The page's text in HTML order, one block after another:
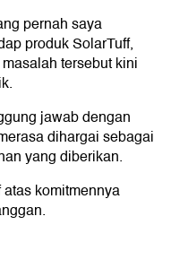
pernah saya
produk SolarTuff,
tersebut kini
jawab dengan
dihargai sebagai
yang diberikan.
komitmennya